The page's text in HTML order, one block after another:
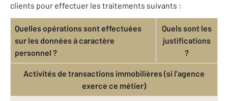
clients pour effectuer les traitements suivants :
Quelles opérations sont effectuées
sur les données à caractère
personnel ?
Quels sont les
justifications
?
Activités de transactions immobilières (si l’agence
exerce ce métier)